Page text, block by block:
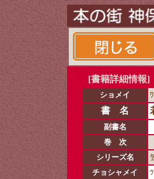
[書籍詳細情報]
ショメイ
書 名
副書名
巻 次
シリーズ名
チョシャメイ